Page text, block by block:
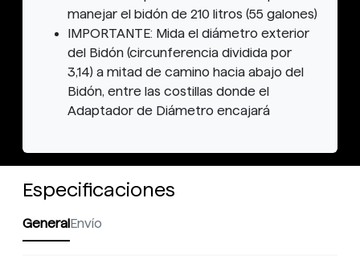
manejar el bidón de 210 litros (55 galones)
IMPORTANTE: Mida el diámetro exterior
del Bidón (circunferencia dividida por
3,14) a mitad de camino hacia abajo del
Bidón, entre las costillas donde el
Adaptador de Diámetro encajará
Especificaciones
GeneralEnvío